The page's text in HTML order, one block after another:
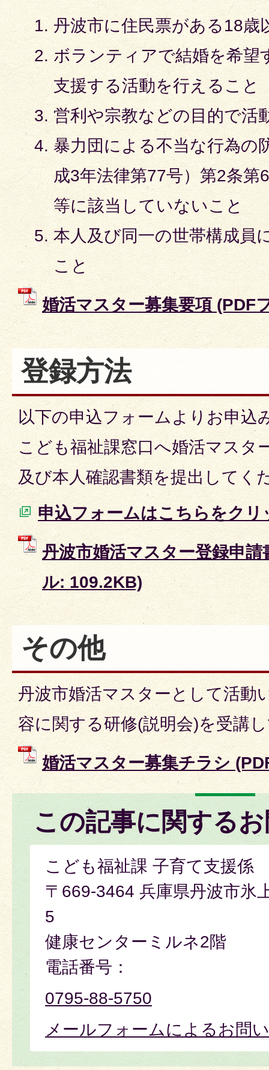
丹波市に住民票がある18歳
ボランティアで結婚を希望
支援する活動を行えること
営利や宗教などの目的で活
暴力団による不当な行為の
成3年法律第77号）第2条第
等に該当していないこと
本人及び同一の世帯構成員
こと
婚活マスター募集要項 (PDF
登録方法
以下の申込フォームよりお申込
こども福祉課窓口へ婚活マスタ
及び本人確認書類を提出してく
申込フォームはこちらをクリ
丹波市婚活マスター登録申
ル: 109.2KB)
その他
丹波市婚活マスターとして活動
容に関する研修(説明会)を受講
婚活マスター募集チラシ
この記事に関する
こども福祉課 子育て支援係
〒669-3464 兵庫県丹波市氷
5
健康センターミルネ2階
電話番号：
0795-88-5750
メールフォームによるお問